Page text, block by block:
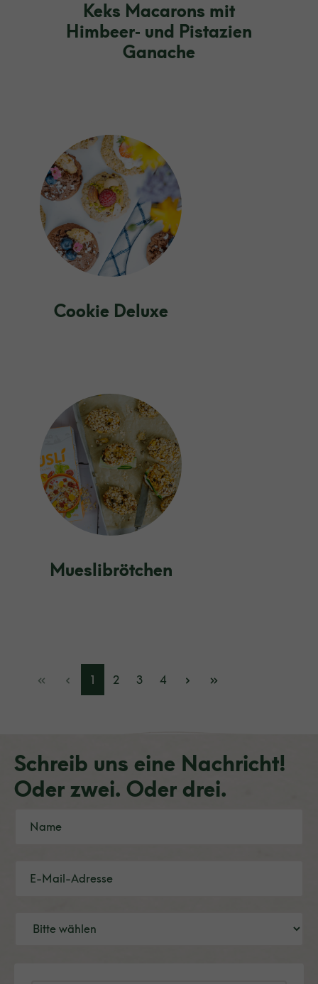
Keks Macarons mit
Himbeer‑ und Pistazien
Ganache
Cookie Deluxe
Mueslibrötchen
1 2 3 4
Schreib uns eine Nachricht!
Oder zwei. Oder drei.